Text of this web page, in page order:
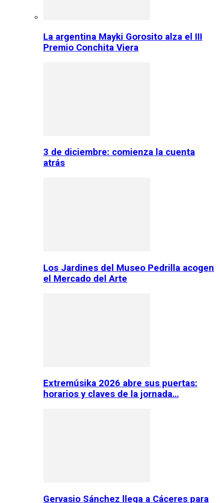
La argentina Mayki Gorosito alza el III
Premio Conchita Viera
3 de diciembre: comienza la cuenta
atrás
Los Jardines del Museo Pedrilla acogen
el Mercado del Arte
Extremúsika 2026 abre sus puertas:
horarios y claves de la jornada…
Gervasio Sánchez llega a Cáceres para